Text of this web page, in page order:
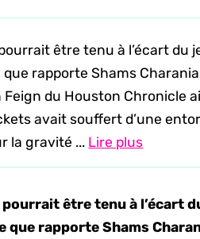
être tenu à l’écart du
que rapporte Shams
du Houston Chronicle
avait souffert d’une
la gravité ... Lire plus
pourrait être tenu à l’écart
que rapporte Shams